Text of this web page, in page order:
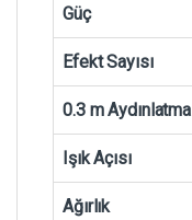
Güç
Efekt Sayısı
0.3 m Aydınlatma
Işık Açısı
Ağırlık